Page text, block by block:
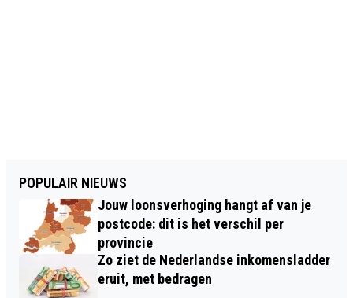
POPULAIR NIEUWS
Jouw loonsverhoging hangt af van je
postcode: dit is het verschil per
provincie
Zo ziet de Nederlandse inkomensladder
eruit, met bedragen